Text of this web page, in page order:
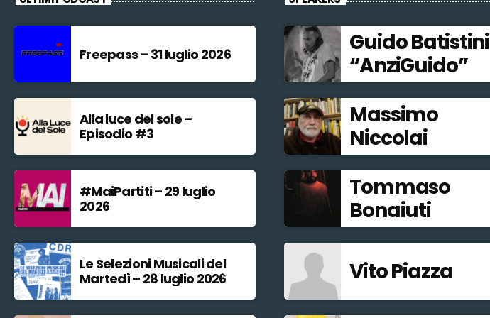
Freepass – 31 luglio 2026
Alla luce del sole –
Episodio #3
#MaiPartiti – 29 luglio
2026
Le Selezioni Musicali del
Martedì – 28 luglio 2026
Guido Batistini
“AnziGuido”
Massimo
Niccolai
Tommaso
Bonaiuti
Vito Piazza